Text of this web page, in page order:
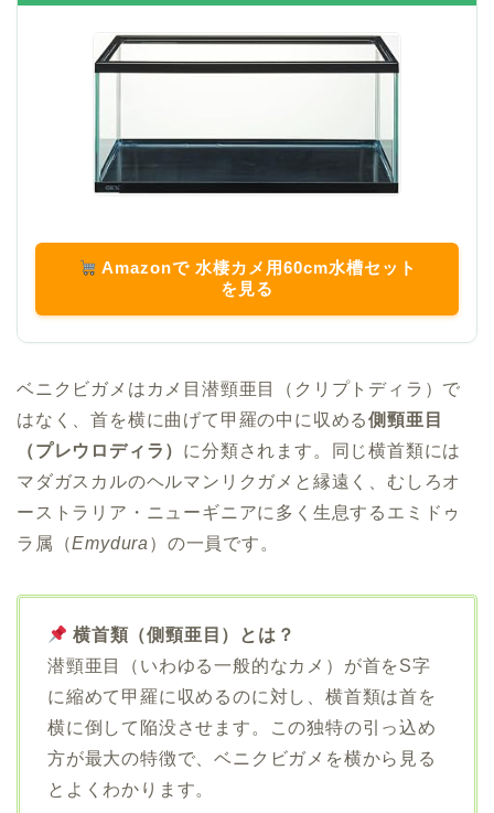
Amazonで 水棲カメ用60cm水槽セット
を見る
ベニクビガメはカメ目潜頸亜目（クリプトディラ）で
はなく、首を横に曲げて甲羅の中に収める側頸亜目
（プレウロディラ） に分類されます。同じ横首類には
マダガスカルのヘルマンリクガメと縁遠く、むしろオ
ーストラリア・ニューギニアに多く生息するエミドゥ
ラ属（Emydura ）の一員です。
横首類（側頸亜目）とは？
潜頸亜目（いわゆる一般的なカメ）が首をS字
に縮めて甲羅に収めるのに対し、横首類は首を
横に倒して陥没させます。この独特の引っ込め
方が最大の特徴で、ベニクビガメを横から見る
とよくわかります。